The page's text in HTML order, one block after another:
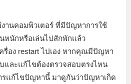
านคอมพิวเตอร์ ที่มีปัญหาการใช้
หนักหรือเล่นไปสักพักแล้ว
รื่อง restart ไปเอง หากคุณมีปัญหา
และแก้ไขต้องตรวจสอบตรงไหน
รแก้ไขปัญหานี้ มาดูกันว่าปัญหาเกิด